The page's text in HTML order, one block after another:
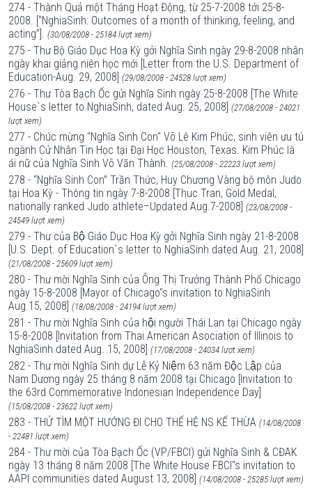
274 - Thành Quả một Tháng Hoạt Động, từ 25-7-2008 tới 25-8-
2008. [“NghiaSinh: Outcomes of a month of thinking, feeling, and
acting”]. (30/08/2008 - 25184 lượt xem)
275 - Thư Bộ Giáo Dục Hoa Kỳ gởi Nghĩa Sinh ngày 29-8-2008 nhân
ngày khai giảng niên học mới [Letter from the U.S. Department of
Education-Aug. 29, 2008] (29/08/2008 - 24528 lượt xem)
276 - Thư Tòa Bạch Ốc gửi Nghĩa Sinh ngày 25-8-2008 [The White
House`s letter to NghiaSinh, dated Aug. 25, 2008] (27/08/2008 - 24021
lượt xem)
277 - Chúc mừng "Nghĩa Sinh Con" Võ Lê Kim Phúc, sinh viên ưu tú
ngành Cử Nhân Tin Học tại Đại Học Houston, Texas. Kim Phúc là
ái nữ của Nghĩa Sinh Võ Văn Thành. (25/08/2008 - 22223 lượt xem)
278 - “Nghĩa Sinh Con” Trần Thức, Huy Chương Vàng bộ môn Judo
tại Hoa Kỳ - Thông tin ngày 7-8-2008 [Thuc Tran, Gold Medal,
nationally ranked Judo athlete–Updated Aug.7-2008] (23/08/2008 -
24549 lượt xem)
279 - Thư của Bộ Giáo Dục Hoa Kỳ gởi Nghĩa Sinh ngày 21-8-2008
[U.S. Dept. of Education`s letter to NghiaSinh dated Aug. 21, 2008]
(21/08/2008 - 25609 lượt xem)
280 - Thư mời Nghĩa Sinh của Ông Thị Trưởng Thành Phố Chicago
ngày 15-8-2008 [Mayor of Chicago"s invitation to NghiaSinh
Aug.15, 2008] (18/08/2008 - 24194 lượt xem)
281 - Thư mời Nghĩa Sinh của hội người Thái Lan tại Chicago ngày
15-8-2008 [Invitation from Thai American Asociation of Illinois to
NghiaSinh dated Aug. 15, 2008] (17/08/2008 - 24034 lượt xem)
282 - Thư mời Nghĩa Sinh dự Lễ Kỷ Niệm 63 năm Độc Lập của
Nam Dương ngày 25 tháng 8 năm 2008 tại Chicago [Invitation to
the 63rd Commemorative Indonesian Independence Day]
(15/08/2008 - 23622 lượt xem)
283 - THỬ TÌM MỘT HƯỚNG ĐI CHO THẾ HỆ NS KẾ THỪA (14/08/2008
- 22481 lượt xem)
284 - Thư mời của Tòa Bạch Ốc (VP/FBCI) gửi Nghĩa Sinh & CĐAK
ngày 13 tháng 8 năm 2008 [The White House FBCI"s invitation to
AAPI communities dated August 13, 2008] (14/08/2008 - 25285 lượt xem)